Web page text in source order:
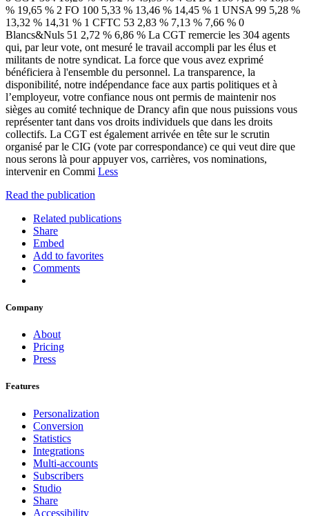
% 19,65 % 2 FO 100 5,33 % 13,46 % 14,45 % 1 UNSA 99 5,28 %
13,32 % 14,31 % 1 CFTC 53 2,83 % 7,13 % 7,66 % 0
Blancs&Nuls 51 2,72 % 6,86 % La CGT remercie les 304 agents
qui, par leur vote, ont mesuré le travail accompli par les élus et
militants de notre syndicat. La force que vous avez exprimé
bénéficiera à l'ensemble du personnel. La transparence, la
disponibilité, notre indépendance face aux partis politiques et à
l’employeur, votre confiance nous ont permis de maintenir nos
sièges au comité technique de Drancy afin que nous puissions vous
représenter tant dans vos droits individuels que dans les droits
collectifs. La CGT est également arrivée en tête sur le scrutin
organisé par le CIG (vote par correspondance) ce qui veut dire que
nous serons là pour appuyer vos, carrières, vos nominations,
intervenir en Commi Less
Read the publication
Related publications
Share
Embed
Add to favorites
Comments
Company
About
Pricing
Press
Features
Personalization
Conversion
Statistics
Integrations
Multi-accounts
Subscribers
Studio
Share
Accessibility